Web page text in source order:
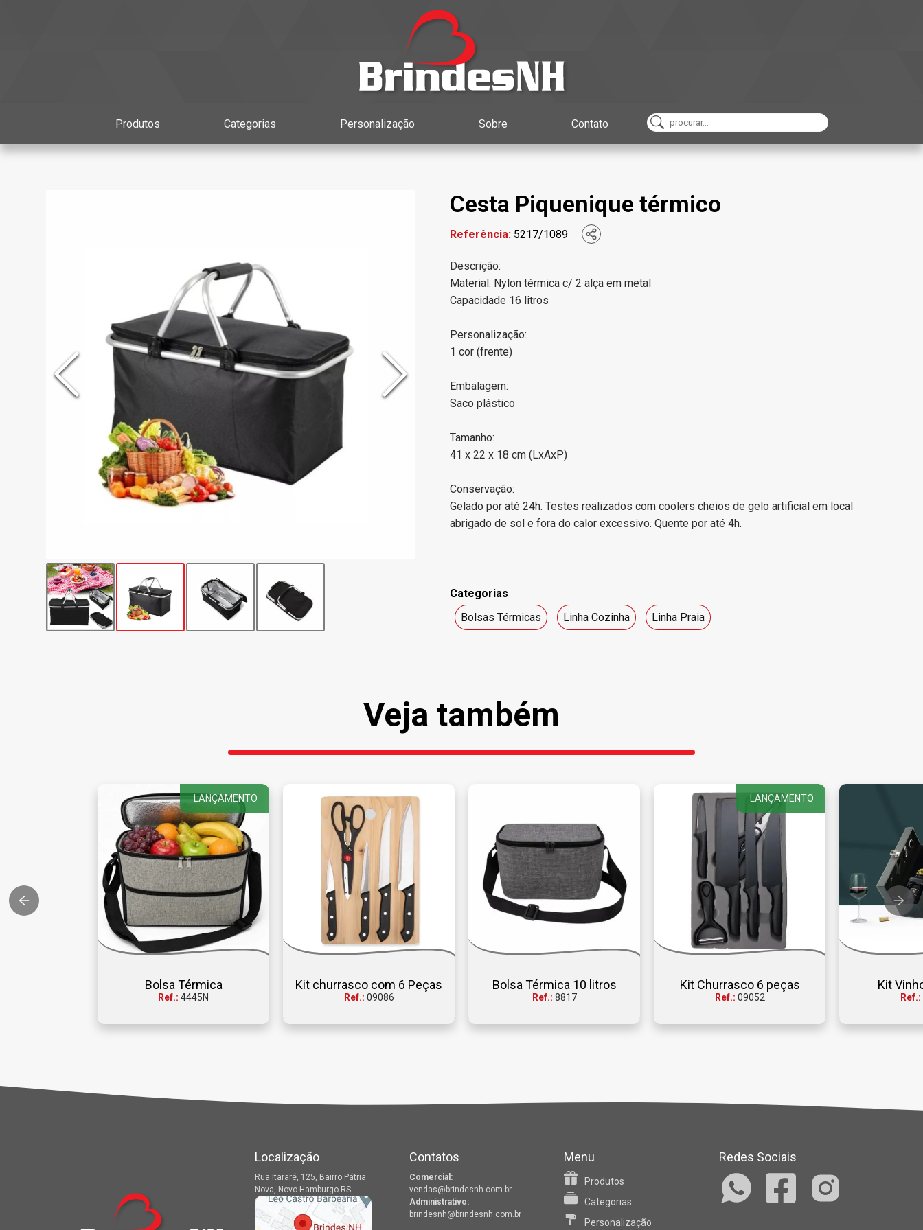
Produtos Categorias Personalização Sobre Contato
Cesta Piquenique térmico
Referência: 5217/1089
Descrição:
Material: Nylon térmica c/ 2 alça em metal
Capacidade 16 litros
Personalização:
1 cor (frente)
Embalagem:
Saco plástico
Tamanho:
41 x 22 x 18 cm (LxAxP)
Conservação:
Gelado por até 24h. Testes realizados com coolers cheios de gelo artificial em local
abrigado de sol e fora do calor excessivo. Quente por até 4h.
Categorias
Bolsas Térmicas
Linha Cozinha Linha Praia
Veja também
LANÇAMENTO
Bolsa Térmica
Ref.: 4445N
Kit churrasco com 6 Peças
Ref.: 09086
Bolsa Térmica 10 litros
Ref.: 8817
LANÇAMENTO
Kit Churrasco 6 peças
Ref.: 09052
Kit
Ref.:
Localização
Rua Itararé, 125, Bairro Pátria
Nova, Novo Hamburgo-RS
Contatos
Comercial:
vendas@brindesnh.com.br
Administrativo:
brindesnh@brindesnh.com.br
Menu
Produtos
Categorias
Personalização
Redes Sociais